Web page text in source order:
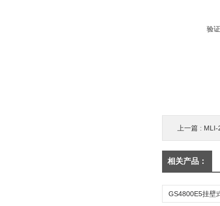
验
上一篇 : MLI-
相关产品：